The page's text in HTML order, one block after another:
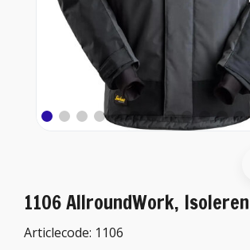
1106 AllroundWork,
Articlecode: 1106